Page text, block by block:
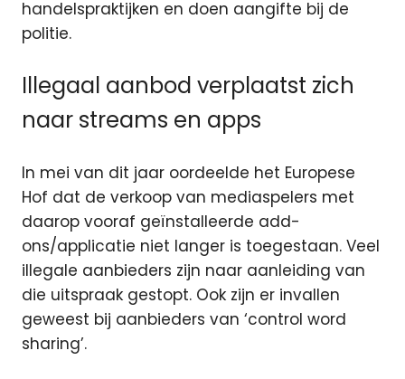
handelspraktijken en doen aangifte bij de
politie.
Illegaal aanbod verplaatst zich
naar streams en apps
In mei van dit jaar oordeelde het Europese
Hof dat de verkoop van mediaspelers met
daarop vooraf geïnstalleerde add-
ons/applicatie niet langer is toegestaan. Veel
illegale aanbieders zijn naar aanleiding van
die uitspraak gestopt. Ook zijn er invallen
geweest bij aanbieders van ‘control word
sharing’.